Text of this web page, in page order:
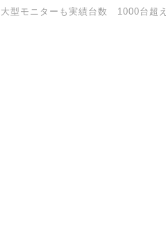
大型モニターも実績台数 1000台超え